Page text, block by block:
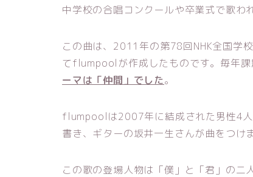
中学校の合唱コンクールや卒業式で歌わ
この曲は、2011年の第78回NHK全国学
てflumpoolが作成したものです。毎年課
ーマは「仲間」でした。
flumpoolは2007年に結成された男性4人
書き、ギターの坂井一生さんが曲をつけ
この歌の登場人物は「僕」と「君」の